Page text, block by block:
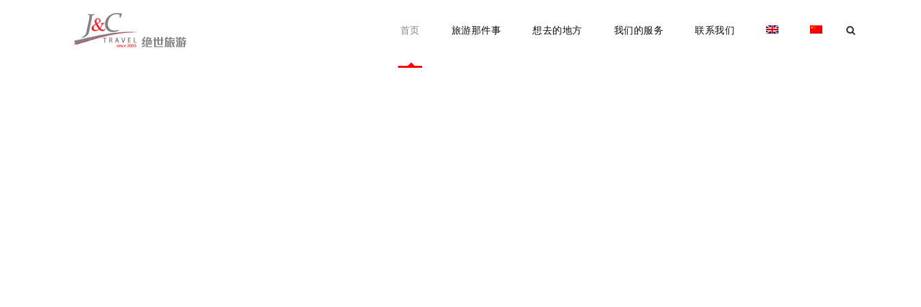
首页 旅游那件事 想去的地方 我们的服务 联系我们